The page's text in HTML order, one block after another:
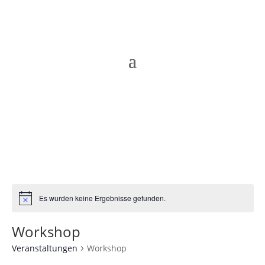
HinweisEs wurden keine Ergebnisse gefunden.
Workshop
Veranstaltungen Workshop